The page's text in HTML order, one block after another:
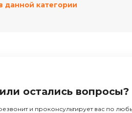
данной категории
остались вопросы?
и проконсультирует вас по